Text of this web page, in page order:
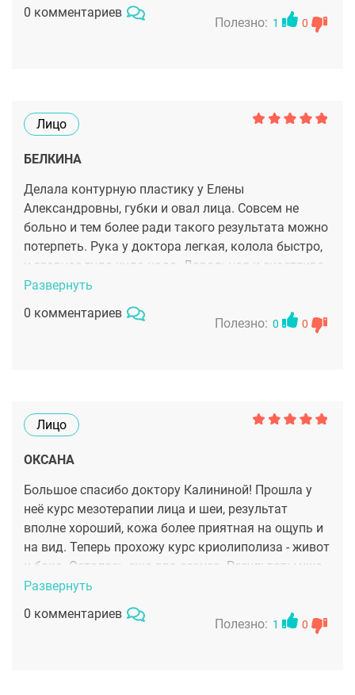
0 комментариев
Полезно: 1 0
Лицо
БЕЛКИНА
Делала контурную пластику у Елены
Александровны, губки и овал лица. Совсем не
больно и тем более ради такого результата можно
потерпеть. Рука у доктора легкая, колола быстро,
и главное туда куда надо. Довольная и счастлива
до безумия таким результатом. Губки просто
супер, аккуратно, натурально и нежно сделаны.
Овал лица стал более четким, выразительным.
Развернуть
0 комментариев
Полезно: 0 0
Лицо
ОКСАНА
Большое спасибо доктору Калининой! Прошла у
неё курс мезотерапии лица и шеи, результат
вполне хороший, кожа более приятная на ощупь и
на вид. Теперь прохожу курс криолиполиза - живот
и бока. Осталось еще два сеанса. Результаты уже
положительные и к весне я буду выглядеть просто
Развернуть
0 комментариев
Полезно: 1 0